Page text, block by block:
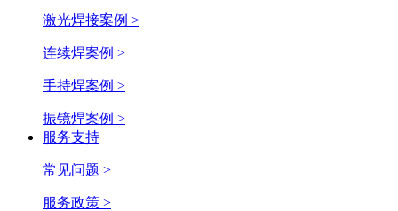
激光焊接案例 >
连续焊案例 >
手持焊案例 >
振镜焊案例 >
服务支持
常见问题 >
服务政策 >